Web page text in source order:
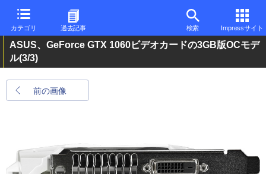
カテゴリ 過去記事 検索 Impressサイト
ASUS、GeForce GTX 1060ビデオカードの3GB版OCモデ
ル(3/3)
前の画像